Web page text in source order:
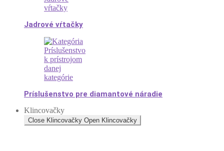
Jadrové vŕtačky
Príslušenstvo pre diamantové náradie
Klincovačky
Close Klincovačky Open Klincovačky